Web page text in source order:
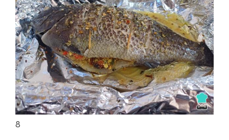
8